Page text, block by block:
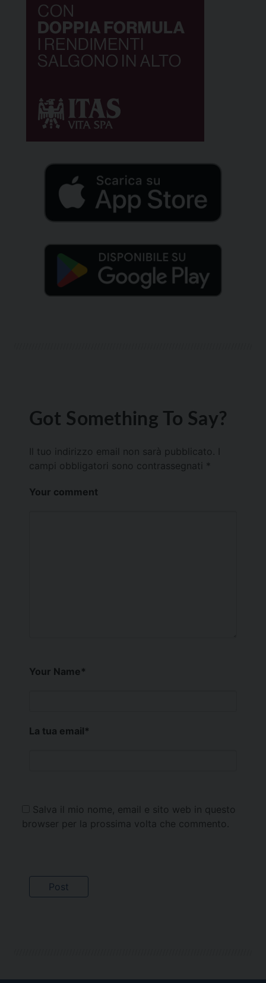
Got Something To Say?
Il tuo indirizzo email non sarà pubblicato.
campi obbligatori sono contrassegnati *
Your comment
Your Name*
La tua email*
Salva il mio nome, email e sito web in questo
browser per la prossima volta che commento.